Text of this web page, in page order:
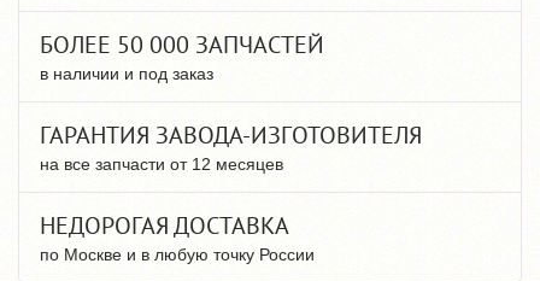
БОЛЕЕ 50 000 ЗАПЧАСТЕЙ
в наличии и под заказ
ГАРАНТИЯ ЗАВОДА-ИЗГОТОВИТЕЛЯ
на все запчасти от 12 месяцев
НЕДОРОГАЯ ДОСТАВКА
по Москве и в любую точку России